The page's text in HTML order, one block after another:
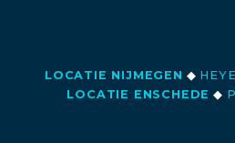
LOCATIE NIJMEGEN ◆
LOCATIE ENSCHEDE ◆